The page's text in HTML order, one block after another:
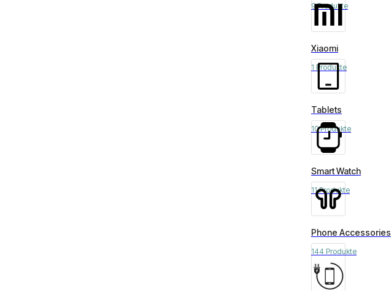
9 Produkte
Xiaomi
1 Produkte
Tablets
10 Produkte
Smart Watch
11 Produkte
Phone Accessories
144 Produkte